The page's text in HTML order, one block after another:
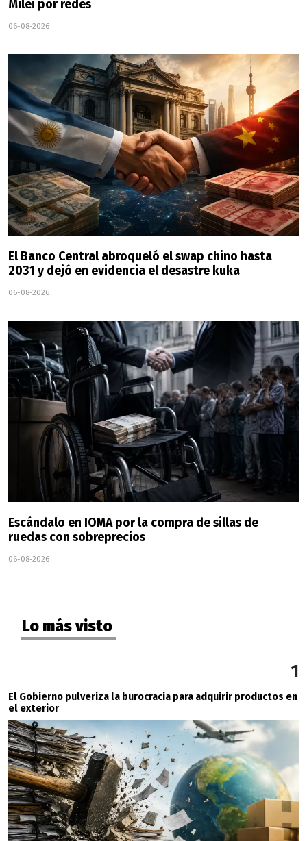
Milei por redes
06-08-2026
El Banco Central abroqueló el swap chino hasta
2031 y dejó en evidencia el desastre kuka
06-08-2026
Escándalo en IOMA por la compra de sillas de
ruedas con sobreprecios
06-08-2026
Lo más visto
1
El Gobierno pulveriza la burocracia para adquirir productos en
el exterior